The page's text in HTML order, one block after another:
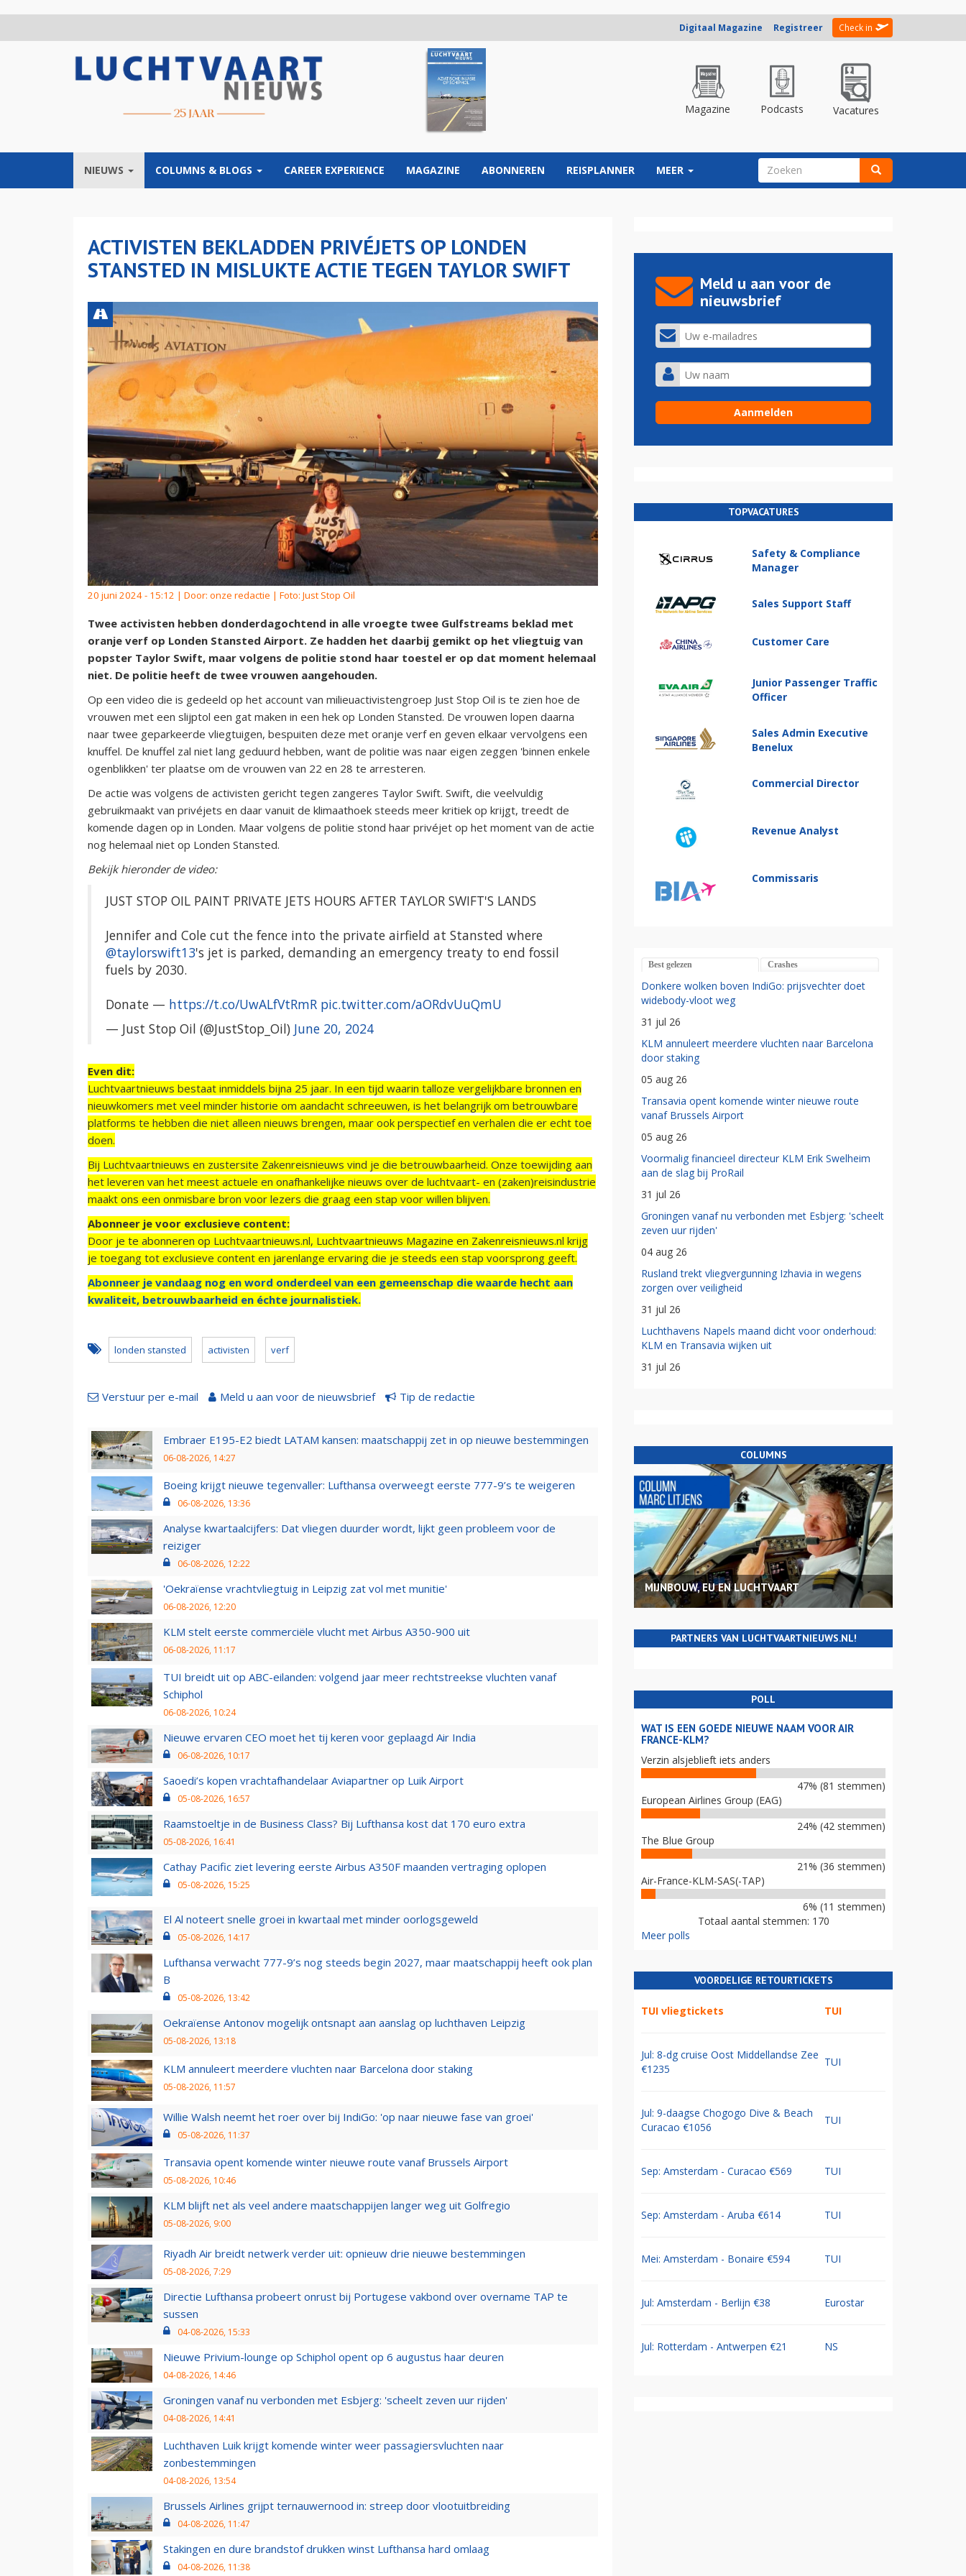
Digitaal Magazine Registreer Check in
Magazine Podcasts Vacatures
NIEUWS COLUMNS & BLOGS CAREER EXPERIENCE MAGAZINE ABONNEREN REISPLANNER MEER ZOEKVELD
ACTIVISTEN BEKLADDEN PRIVÉJETS OP LONDEN
STANSTED IN MISLUKTE ACTIE TEGEN TAYLOR SWIFT
20 juni 2024 - 15:12 | Door: onze redactie | Foto: Just Stop Oil
Twee activisten hebben donderdagochtend in alle vroegte twee Gulfstreams beklad met
oranje verf op Londen Stansted Airport. Ze hadden het daarbij gemikt op het vliegtuig van
popster Taylor Swift, maar volgens de politie stond haar toestel er op dat moment helemaal
niet. De politie heeft de twee vrouwen aangehouden.
Op een video die is gedeeld op het account van milieuactivistengroep Just Stop Oil is te zien hoe de
vrouwen met een slijptol een gat maken in een hek op Londen Stansted. De vrouwen lopen daarna
naar twee geparkeerde vliegtuigen, bespuiten deze met oranje verf en geven elkaar vervolgens een
knuffel. De knuffel zal niet lang geduurd hebben, want de politie was naar eigen zeggen 'binnen enkele
ogenblikken' ter plaatse om de vrouwen van 22 en 28 te arresteren.
De actie was volgens de activisten gericht tegen zangeres Taylor Swift. Swift, die veelvuldig
gebruikmaakt van privéjets en daar vanuit de klimaathoek steeds meer kritiek op krijgt, treedt de
komende dagen op in Londen. Maar volgens de politie stond haar privéjet op het moment van de actie
nog helemaal niet op Londen Stansted.
Bekijk hieronder de video:
JUST STOP OIL PAINT PRIVATE JETS HOURS AFTER TAYLOR SWIFT'S LANDS
Jennifer and Cole cut the fence into the private airfield at Stansted where
@taylorswift13's jet is parked, demanding an emergency treaty to end fossil
fuels by 2030.
Donate — https://t.co/UwALfVtRmR pic.twitter.com/aORdvUuQmU
— Just Stop Oil (@JustStop_Oil) June 20, 2024
Even dit:
Luchtvaartnieuws bestaat inmiddels bijna 25 jaar. In een tijd waarin talloze vergelijkbare bronnen en
nieuwkomers met veel minder historie om aandacht schreeuwen, is het belangrijk om betrouwbare
platforms te hebben die niet alleen nieuws brengen, maar ook perspectief en verhalen die er echt toe
doen.
Bij Luchtvaartnieuws en zustersite Zakenreisnieuws vind je die betrouwbaarheid. Onze toewijding aan
het leveren van het meest actuele en onafhankelijke nieuws over de luchtvaart- en (zaken)reisindustrie
maakt ons een onmisbare bron voor lezers die graag een stap voor willen blijven.
Abonneer je voor exclusieve content:
Door je te abonneren op Luchtvaartnieuws.nl, Luchtvaartnieuws Magazine en Zakenreisnieuws.nl krijg
je toegang tot exclusieve content en jarenlange ervaring die je steeds een stap voorsprong geeft.
Abonneer je vandaag nog en word onderdeel van een gemeenschap die waarde hecht aan
kwaliteit, betrouwbaarheid en échte journalistiek.
londen stansted activisten verf
Verstuur per e-mail Meld u aan voor de nieuwsbrief Tip de redactie
Embraer E195-E2 biedt LATAM kansen: maatschappij zet in op nieuwe bestemmingen
06-08-2026, 14:27
Boeing krijgt nieuwe tegenvaller: Lufthansa overweegt eerste 777-9’s te weigeren
06-08-2026, 13:36
Analyse kwartaalcijfers: Dat vliegen duurder wordt, lijkt geen probleem voor de
reiziger
06-08-2026, 12:22
'Oekraïense vrachtvliegtuig in Leipzig zat vol met munitie'
06-08-2026, 12:20
KLM stelt eerste commerciële vlucht met Airbus A350-900 uit
06-08-2026, 11:17
TUI breidt uit op ABC-eilanden: volgend jaar meer rechtstreekse vluchten vanaf
Schiphol
06-08-2026, 10:24
Nieuwe ervaren CEO moet het tij keren voor geplaagd Air India
06-08-2026, 10:17
Saoedi’s kopen vrachtafhandelaar Aviapartner op Luik Airport
05-08-2026, 16:57
Raamstoeltje in de Business Class? Bij Lufthansa kost dat 170 euro extra
05-08-2026, 16:41
Cathay Pacific ziet levering eerste Airbus A350F maanden vertraging oplopen
05-08-2026, 15:25
El Al noteert snelle groei in kwartaal met minder oorlogsgeweld
05-08-2026, 14:17
Lufthansa verwacht 777-9’s nog steeds begin 2027, maar maatschappij heeft ook plan
B
05-08-2026, 13:42
Oekraïense Antonov mogelijk ontsnapt aan aanslag op luchthaven Leipzig
05-08-2026, 13:18
KLM annuleert meerdere vluchten naar Barcelona door staking
05-08-2026, 11:57
Willie Walsh neemt het roer over bij IndiGo: 'op naar nieuwe fase van groei'
05-08-2026, 11:37
Transavia opent komende winter nieuwe route vanaf Brussels Airport
05-08-2026, 10:46
KLM blijft net als veel andere maatschappijen langer weg uit Golfregio
05-08-2026, 9:00
Riyadh Air breidt netwerk verder uit: opnieuw drie nieuwe bestemmingen
05-08-2026, 7:29
Directie Lufthansa probeert onrust bij Portugese vakbond over overname TAP te
sussen
04-08-2026, 15:33
Nieuwe Privium-lounge op Schiphol opent op 6 augustus haar deuren
04-08-2026, 14:46
Groningen vanaf nu verbonden met Esbjerg: 'scheelt zeven uur rijden'
04-08-2026, 14:41
Luchthaven Luik krijgt komende winter weer passagiersvluchten naar
zonbestemmingen
04-08-2026, 13:54
Brussels Airlines grijpt ternauwernood in: streep door vlootuitbreiding
04-08-2026, 11:47
Stakingen en dure brandstof drukken winst Lufthansa hard omlaag
04-08-2026, 11:38
Meld u aan voor de
nieuwsbrief
TOPVACATURES
Safety & Compliance
Manager
Sales Support Staff
Customer Care
Junior Passenger Traffic
Officer
Sales Admin Executive
Benelux
Commercial Director
Revenue Analyst
Commissaris
Best gelezen Crashes
Donkere wolken boven IndiGo: prijsvechter doet
widebody-vloot weg
31 jul 26
KLM annuleert meerdere vluchten naar Barcelona
door staking
05 aug 26
Transavia opent komende winter nieuwe route
vanaf Brussels Airport
05 aug 26
Voormalig financieel directeur KLM Erik Swelheim
aan de slag bij ProRail
31 jul 26
Groningen vanaf nu verbonden met Esbjerg: 'scheelt
zeven uur rijden'
04 aug 26
Rusland trekt vliegvergunning Izhavia in wegens
zorgen over veiligheid
31 jul 26
Luchthavens Napels maand dicht voor onderhoud:
KLM en Transavia wijken uit
31 jul 26
COLUMNS
MIJNBOUW, EU EN LUCHTVAART
PARTNERS VAN LUCHTVAARTNIEUWS.NL!
POLL
WAT IS EEN GOEDE NIEUWE NAAM VOOR AIR
FRANCE-KLM?
Verzin alsjeblieft iets anders
47% (81 stemmen)
European Airlines Group (EAG)
24% (42 stemmen)
The Blue Group
21% (36 stemmen)
Air-France-KLM-SAS(-TAP)
6% (11 stemmen)
Totaal aantal stemmen: 170
Meer polls
VOORDELIGE RETOURTICKETS
TUI vliegtickets TUI
Jul: 8-dg cruise Oost Middellandse Zee
€1235
TUI
Jul: 9-daagse Chogogo Dive & Beach
Curacao €1056
TUI
Sep: Amsterdam - Curacao €569 TUI
Sep: Amsterdam - Aruba €614 TUI
Mei: Amsterdam - Bonaire €594 TUI
Jul: Amsterdam - Berlijn €38 Eurostar
Jul: Rotterdam - Antwerpen €21 NS